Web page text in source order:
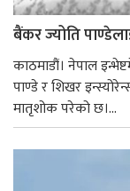
बैंकर ज्योति
काठमाडौं। नेपाल
पाण्डे र शिखर
मातृशोक परेको छ।...